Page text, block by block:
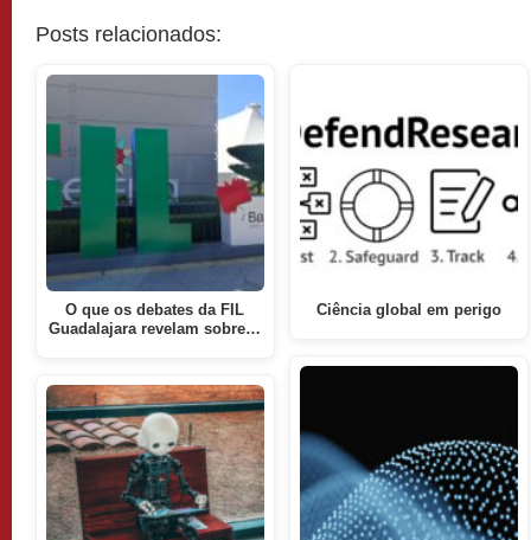
Posts relacionados:
O que os debates da FIL
Guadalajara revelam sobre…
Ciência global em perigo